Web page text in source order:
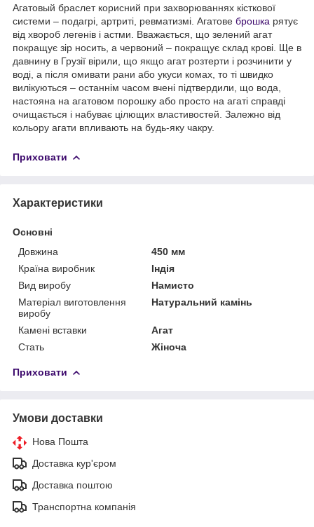
Агатовый браслет корисний при захворюваннях кісткової
системи – подагрі, артриті, ревматизмі. Агатове брошка рятує
від хвороб легенів і астми. Вважається, що зелений агат
покращує зір носить, а червоний – покращує склад крові. Ще в
давнину в Грузії вірили, що якщо агат розтерти і розчинити у
воді, а після омивати рани або укуси комах, то ті швидко
вилікуються – останнім часом вчені підтвердили, що вода,
настояна на агатовом порошку або просто на агаті справді
очищається і набуває цілющих властивостей. Залежно від
кольору агати впливають на будь-яку чакру.
Приховати
Характеристики
Основні
Довжина
450 мм
Країна виробник
Індія
Вид виробу
Намисто
Матеріал виготовлення
виробу
Натуральний камінь
Камені вставки
Агат
Стать
Жіноча
Приховати
Умови доставки
Нова Пошта
Доставка кур'єром
Доставка поштою
Транспортна компанія